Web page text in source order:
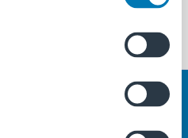
informazioni su questa